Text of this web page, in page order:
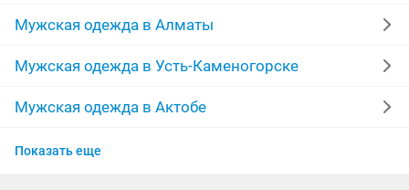
джинсы пиджак мужской
adidas мужские пуховики мужские шубы
норковые шапки комбинезон
кожаные
Мужская одежда в Алматы
Мужская одежда в Усть-Каменогорске
Мужская одежда в Актобе
Мужская одежда в Актау
Показать еще